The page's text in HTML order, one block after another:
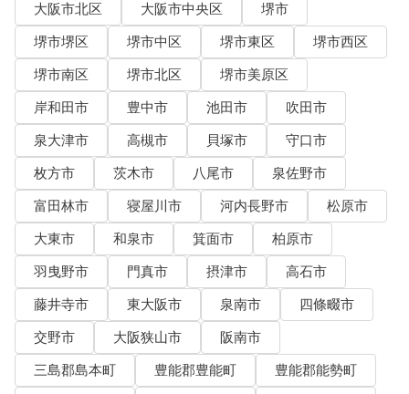
大阪市北区
大阪市中央区
堺市
堺市堺区
堺市中区 堺市東区
堺市西区
堺市南区
堺市北区
堺市美原区
岸和田市
豊中市 池田市
吹田市
泉大津市
高槻市 貝塚市
守口市
枚方市
茨木市 八尾市
泉佐野市
富田林市
寝屋川市 河内長野市
松原市
大東市
和泉市 箕面市
柏原市
羽曳野市
門真市 摂津市
高石市
藤井寺市
東大阪市 泉南市
四條畷市
交野市
大阪狭山市
阪南市
三島郡島本町
豊能郡豊能町
豊能郡能勢町